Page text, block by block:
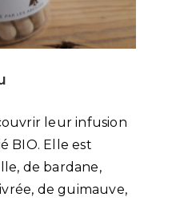
leur infusion
BIO. Elle est
de bardane,
de guimauve,